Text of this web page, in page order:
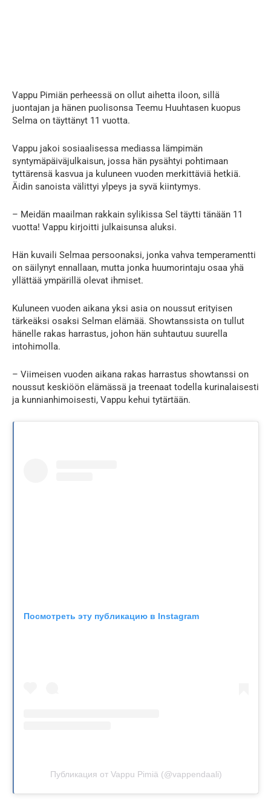
Vappu Pimiän perheessä on ollut aihetta iloon, sillä
juontajan ja hänen puolisonsa Teemu Huuhtasen kuopus
Selma on täyttänyt 11 vuotta.
Vappu jakoi sosiaalisessa mediassa lämpimän
syntymäpäiväjulkaisun, jossa hän pysähtyi pohtimaan
tyttärensä kasvua ja kuluneen vuoden merkittäviä hetkiä.
Äidin sanoista välittyi ylpeys ja syvä kiintymys.
– Meidän maailman rakkain sylikissa Sel täytti tänään 11
vuotta! Vappu kirjoitti julkaisunsa aluksi.
Hän kuvaili Selmaa persoonaksi, jonka vahva temperamentti
on säilynyt ennallaan, mutta jonka huumorintaju osaa yhä
yllättää ympärillä olevat ihmiset.
Kuluneen vuoden aikana yksi asia on noussut erityisen
tärkeäksi osaksi Selman elämää. Showtanssista on tullut
hänelle rakas harrastus, johon hän suhtautuu suurella
intohimolla.
– Viimeisen vuoden aikana rakas harrastus showtanssi on
noussut keskiöön elämässä ja treenaat todella kurinalaisesti
ja kunnianhimoisesti, Vappu kehui tytärtään.
Посмотреть эту публикацию в Instagram
Публикация от Vappu Pimiä (@vappendaali)